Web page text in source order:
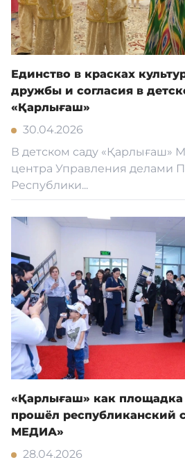
Единство в красках
дружбы и согласия в
«Қарлығаш»
30.04.2026
В детском саду «Қарлығаш»
центра Управления делами
Республики...
«Қарлығаш» как
прошёл республиканский
МЕДИА»
28.04.2026